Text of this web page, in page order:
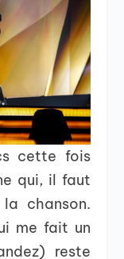
cette fois
qui, il faut
chanson.
me fait un
reste